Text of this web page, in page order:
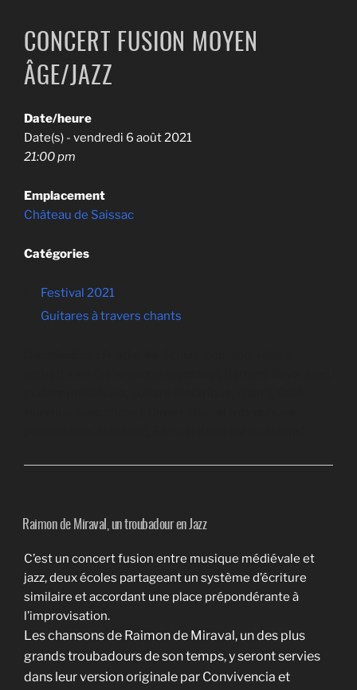
CONCERT FUSION MOYEN
ÂGE/JAZZ
Date/heure
Date(s) - vendredi 6 août 2021
21:00 pm
Emplacement
Château de Saissac
Catégories
Festival 2021
Guitares à travers chants
Raimon de Miraval, un troubadour en Jazz
C’est un concert fusion entre musique médiévale et
jazz, deux écoles partageant un système d’écriture
similaire et accordant une place prépondérante à
l’improvisation.
Les chansons de Raimon de Miraval, un des plus
grands troubadours de son temps, y seront servies
dans leur version originale par Convivencia et